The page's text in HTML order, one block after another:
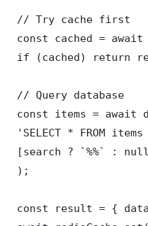
// Try cache first
const cached = await
if (cached) return
// Query database
const items = await
'SELECT * FROM
[search ? `%%` :
);
const result = {